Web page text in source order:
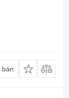
bán